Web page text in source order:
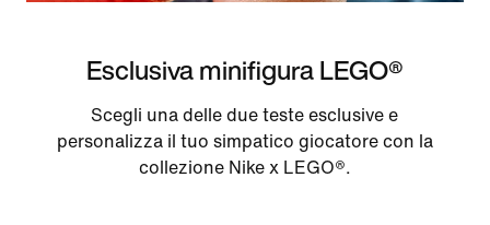
Esclusiva minifigura LEGO®
Scegli una delle due teste esclusive e
personalizza il tuo simpatico giocatore con la
collezione Nike x LEGO®.